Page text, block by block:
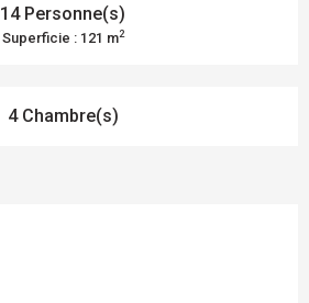
14 Personne(s)
Superficie : 121 m2
4 Chambre(s)